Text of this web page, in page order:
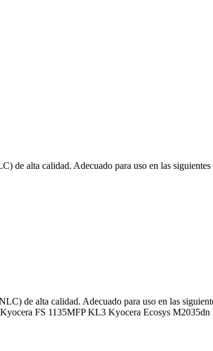
alta calidad. Adecuado para uso en las
de alta calidad. Adecuado para uso en las
FS 1135MFP KL3 Kyocera Ecosys